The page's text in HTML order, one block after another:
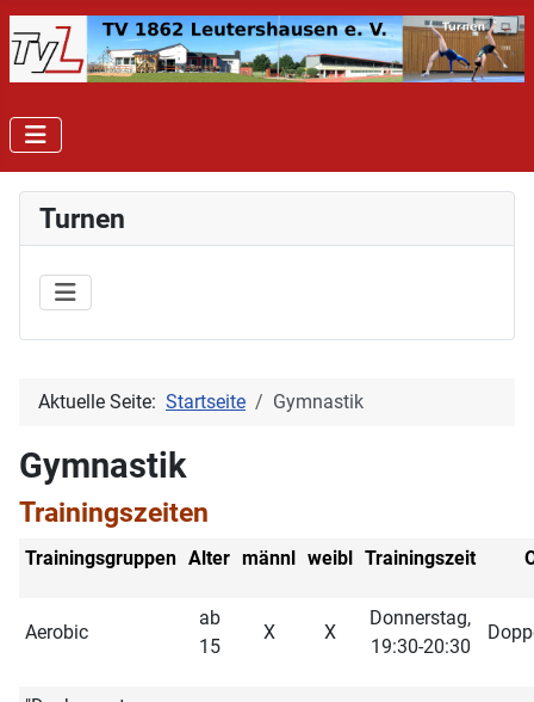
Turnen
Aktuelle Seite: Startseite Gymnastik
Gymnastik
Trainingszeiten
Trainingsgruppen Alter männl weibl Trainingszeit
Aerobic
ab
15
X X
Donnerstag,
19:30-20:30